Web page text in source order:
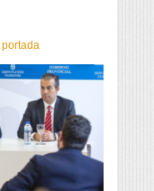
portada